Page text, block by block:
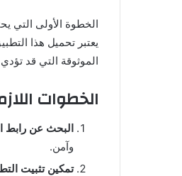
يعتبر تحميل هذا
الموثوقة التي قد
الخطوات
البحث عن رابط
وآمن.
تمكين تثبيت